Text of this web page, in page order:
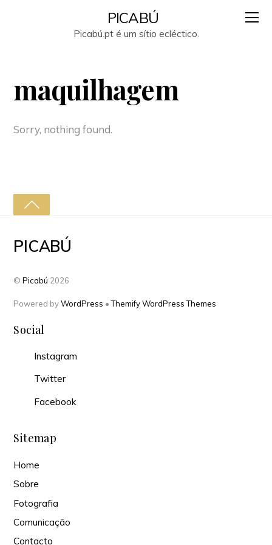
PICABÚ
Picabú.pt é um sítio ecléctico.
maquilhagem
Sorry, nothing found.
PICABÚ
©Picabú 2026
Powered byWordPress •Themify WordPress Themes
Social
Instagram
Twitter
Facebook
Sitemap
Home
Sobre
Fotografia
Comunicação
Contacto